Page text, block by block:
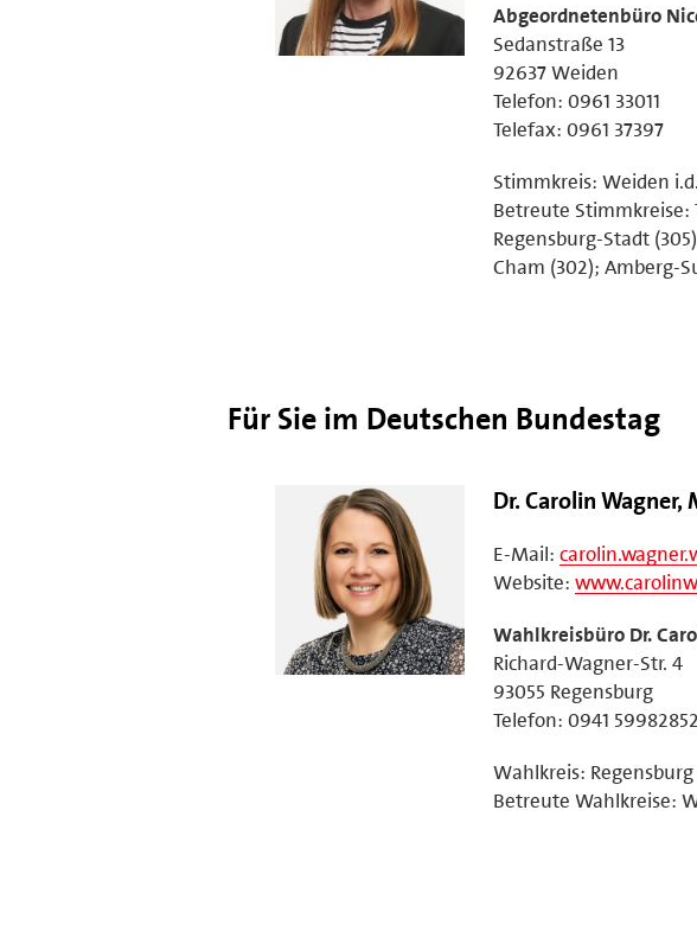
Abgeordnetenbüro
Sedanstraße 13
92637 Weiden
Telefon: 0961 33011
Telefax: 0961 37397
Stimmkreis: Weiden
Betreute Stimmkreise:
Regensburg-Stadt
Cham (302); Amberg-
Für Sie im Deutschen Bundestag
Dr. Carolin Wagner,
E-Mail:
Website:
Wahlkreisbüro Dr.
Richard-Wagner-Str. 4
93055 Regensburg
Telefon: 0941 59982852
Wahlkreis: Regensburg
Betreute Wahlkreise: